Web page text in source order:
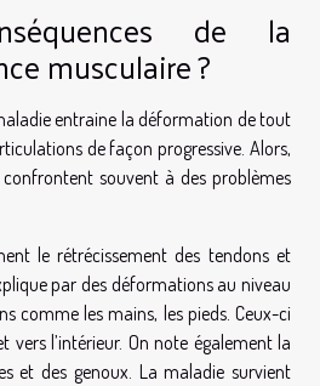
de la
musculaire ?
entraine la déformation de tout
de façon progressive. Alors,
confrontent souvent à des problèmes
le rétrécissement des tendons et
par des déformations au niveau
comme les mains, les pieds. Ceux-ci
vers l’intérieur. On note également la
et des genoux. La maladie survient